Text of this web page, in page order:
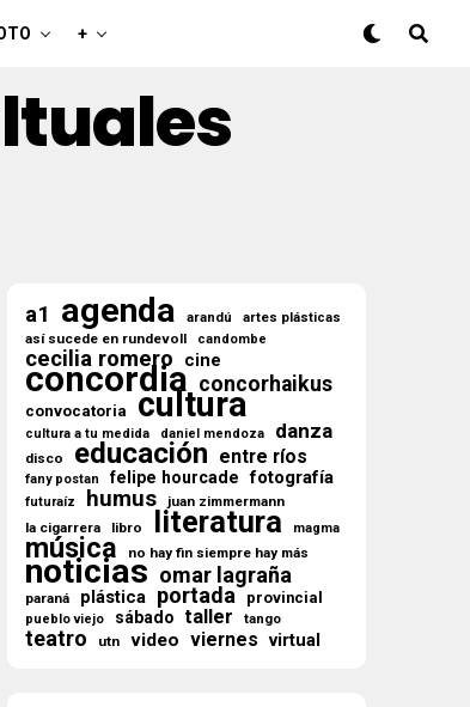
+
a1 agenda arandú artes plásticas
así sucede en rundevoll candombe
cecilia romero cine
concordia concorhaikus
convocatoria cultura
cultura a tu medida daniel mendoza danza
disco educación entre ríos
fany postan felipe hourcade fotografía
futuraíz humus
juan zimmermann
la cigarrera
libro literatura magma
música no hay fin siempre hay más
noticias omar lagraña
paraná plástica portada provincial
pueblo viejo sábado taller tango
teatro utn video viernes virtual